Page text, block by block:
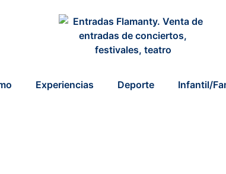
Experiencias Deporte Infantil/